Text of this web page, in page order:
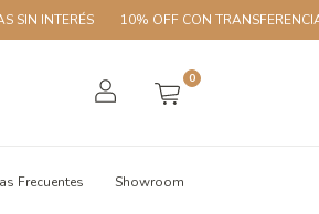
10% OFF CON TRANSFERENCIA ENVÍOS
0
Frecuentes Showroom